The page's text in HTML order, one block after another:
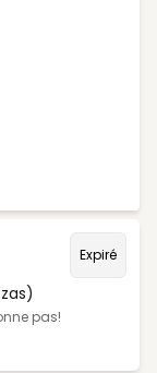
Expiré
pas!